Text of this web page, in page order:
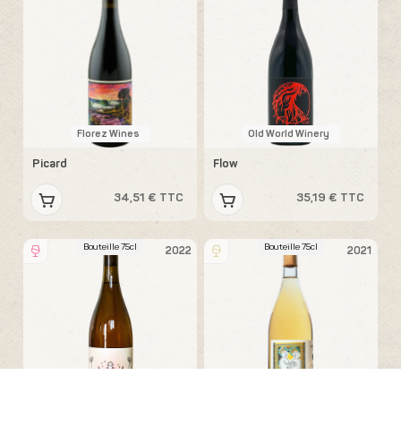
Florez Wines
Picard
34,51 € TTC
Old World Winery
Flow
35,19 € TTC
2022
Bouteille 75cl 2021
Bouteille 75cl